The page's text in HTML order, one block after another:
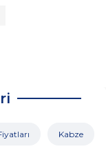
Kabze